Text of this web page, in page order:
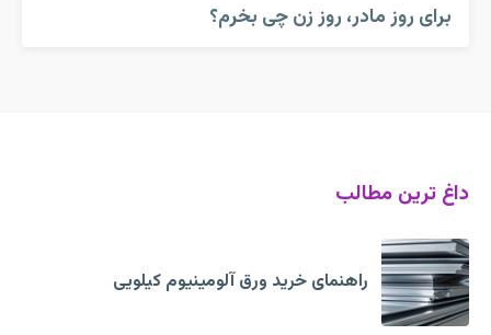
برای روز مادر، روز زن چی بخرم؟
داغ ترین مطالب
راهنمای خرید ورق آلومینیوم کیلویی